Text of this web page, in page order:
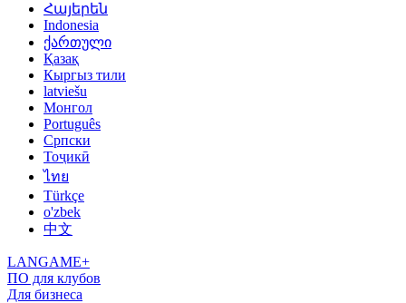
Հայերեն
Indonesia
ქართული
Қазақ
Кыргыз тили
latviešu
Монгол
Português
Српски
Тоҷикӣ
ไทย
Türkçe
o'zbek
中文
LANGAME+
ПО для клубов
Для бизнеса